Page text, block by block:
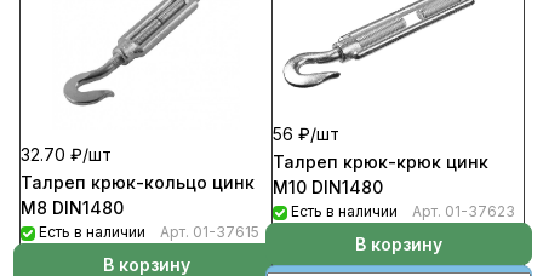
32.70 ₽/шт
Талреп крюк-кольцо цинк
М8 DIN1480
Есть в наличии Арт. 01-37615
В корзину
56 ₽/шт
Талреп крюк-крюк цинк
М10 DIN1480
Есть в наличии Арт. 01-37623
В корзину